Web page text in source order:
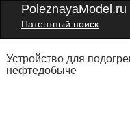
PoleznayaModel.ru
Патентный поиск
Устройство для
нефтедобыче